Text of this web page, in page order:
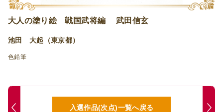
大人の塗り絵 戦国武将編 武田信玄
池田 大起（東京都）
色鉛筆
入選作品(次点)一覧へ戻る